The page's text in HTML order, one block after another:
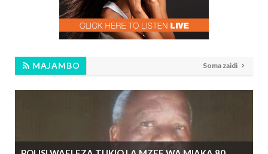
MAJAMBO Soma zaidi